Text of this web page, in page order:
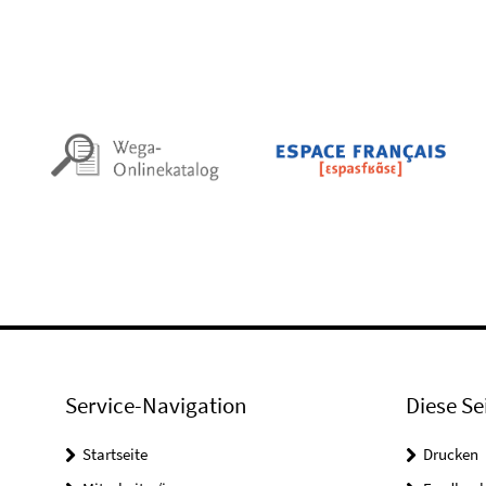
Service-Navigation
Startseite
Diese
Drucken